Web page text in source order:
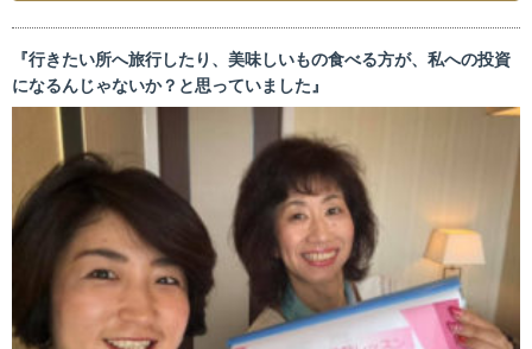
『行きたい所へ旅行したり、美味しいもの食べる方が、私への投資
になるんじゃないか？と思っていました』